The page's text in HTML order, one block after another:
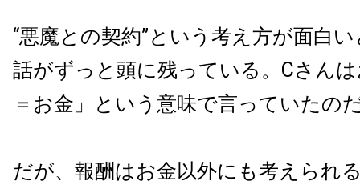
“悪魔との契約”という考え方が面白
話がずっと頭に残っている。Cさん
＝お金」という意味で言っていたの
だが、報酬はお金以外にも考えられ